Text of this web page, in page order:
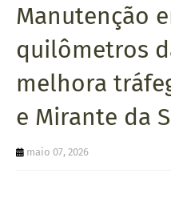
T
A
Q
U
E
Manutenção
quilômetros
melhora
e Mirante da
maio 07, 2026